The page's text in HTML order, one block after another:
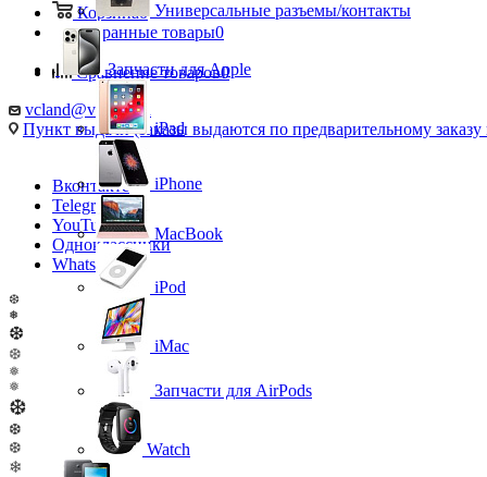
Корзина0
Избранные товары0
Сравнение товаров0
vcland@vcland.ru
Пункт выдачи (заказы выдаются по предварительному заказу
Вконтакте
Telegram
YouTube
Одноклассники
WhatsApp
❆
❅
❆
❆
❅
❅
❆
❆
❆
❄
Универсальные разъемы/контакты
Запчасти для Apple
iPad
iPhone
MacBook
iPod
iMac
Запчасти для AirPods
Watch